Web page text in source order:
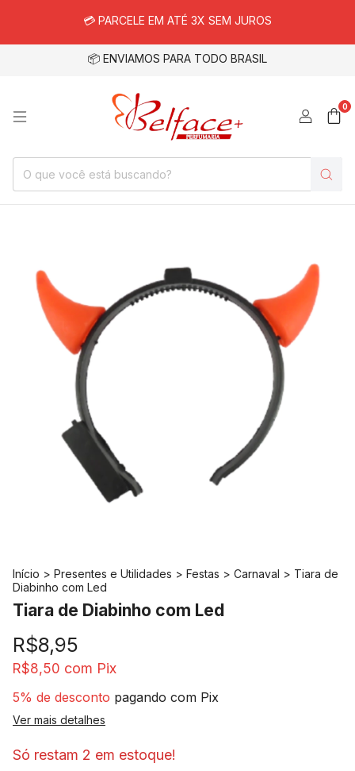
💳 PARCELE EM ATÉ 3X SEM JUROS
📦 ENVIAMOS PARA TODO BRASIL
0
Início > Presentes e Utilidades > Festas > Carnaval > Tiara de
Diabinho com Led
Tiara de Diabinho com Led
R$8,95
R$8,50 com Pix
5% de desconto pagando com Pix
Ver mais detalhes
Só restam 2 em estoque!